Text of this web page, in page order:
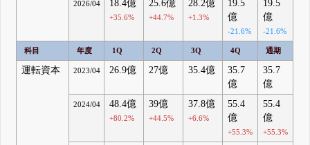
2026/04 18.4億
+35.6%
25.6億
+44.7%
28.2億
+1.3%
19.5
億
-21.6%
19.5
億
-21.6%
科目 年度 1Q 2Q 3Q 4Q 通期
運転資本 2023/04 26.9億 27億 35.4億
35.7
億
35.7
億
2024/04 48.4億
+80.2%
39億
+44.5%
37.8億
+6.6%
55.4
億
+55.3%
55.4
億
+55.3%